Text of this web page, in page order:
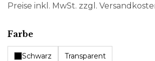
Preise inkl. MwSt. zzgl.
Farbeauswählen
Schwarz Transparent